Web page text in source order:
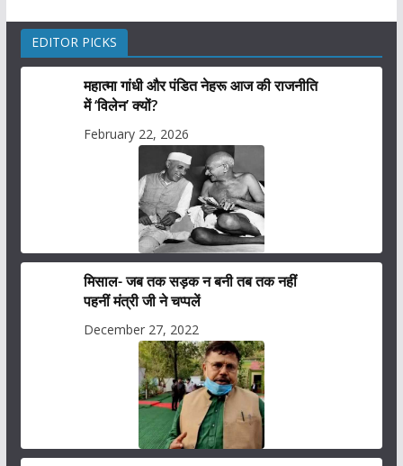
EDITOR PICKS
महात्मा गांधी और पंडित नेहरू आज की राजनीति
में ‘विलेन’ क्यों?
February 22, 2026
मिसाल- जब तक सड़क न बनी तब तक नहीं
पहनीं मंत्री जी ने चप्पलें
December 27, 2022